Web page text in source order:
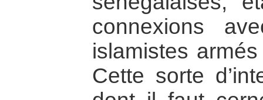
connexions
islamistes
Cette sorte